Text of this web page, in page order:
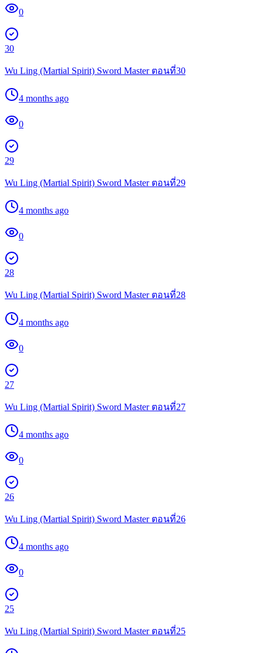
0
30
Wu Ling (Martial Spirit) Sword Master ตอนที่30
4 months ago
0
29
Wu Ling (Martial Spirit) Sword Master ตอนที่29
4 months ago
0
28
Wu Ling (Martial Spirit) Sword Master ตอนที่28
4 months ago
0
27
Wu Ling (Martial Spirit) Sword Master ตอนที่27
4 months ago
0
26
Wu Ling (Martial Spirit) Sword Master ตอนที่26
4 months ago
0
25
Wu Ling (Martial Spirit) Sword Master ตอนที่25